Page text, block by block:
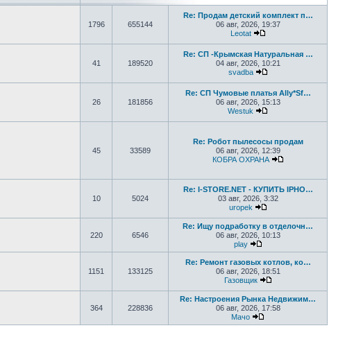
1796 655144
Re: Продам детский комплект п…
06 авг, 2026, 19:37
Leotat
41 189520
Re: СП -Крымская Натуральная …
04 авг, 2026, 10:21
svadba
26 181856
Re: СП Чумовые платья Ally*Sf…
06 авг, 2026, 15:13
Westuk
45 33589
Re: Робот пылесосы продам
06 авг, 2026, 12:39
КОБРА ОХРАНА
10 5024
Re: I-STORE.NET - КУПИТЬ IPHO…
03 авг, 2026, 3:32
uropek
220 6546
Re: Ищу подработку в отделочн…
06 авг, 2026, 10:13
play
Перейти к
1151 133125
Re: Ремонт газовых котлов, ко…
06 авг, 2026, 18:51
Газовщик
364 228836
Re: Настроения Рынка Недвижим…
06 авг, 2026, 17:58
Мачо
Перейти к